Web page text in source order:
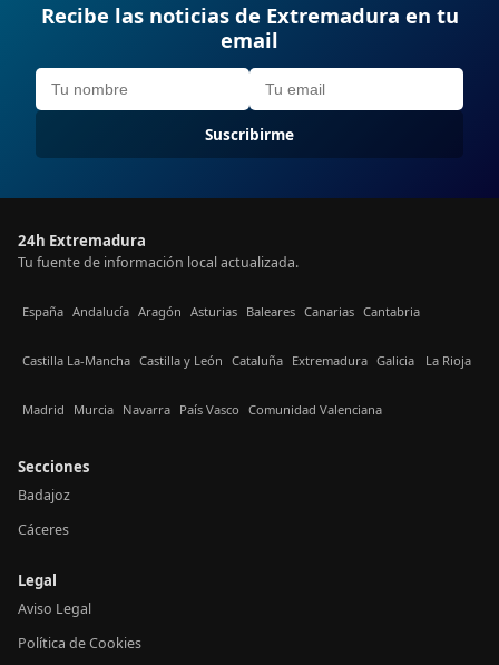
Recibe las noticias de Extremadura en tu
email
Suscribirme
24h Extremadura
Tu fuente de información local actualizada.
España Andalucía Aragón Asturias Baleares Canarias Cantabria
Castilla La-Mancha Castilla y León Cataluña Extremadura Galicia La Rioja
Madrid Murcia Navarra País Vasco Comunidad Valenciana
Secciones
Badajoz
Cáceres
Legal
Aviso Legal
Política de Cookies